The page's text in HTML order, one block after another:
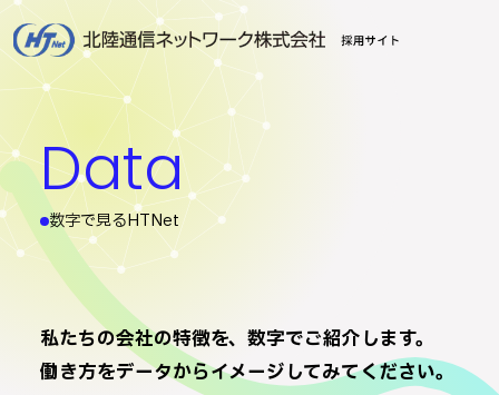
Data
数字で見るHTNet
私たちの会社の特徴を、数字でご紹介します。
働き方をデータからイメージしてみてください。